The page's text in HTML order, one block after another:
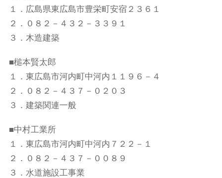
１．広島県東広島市豊栄町安宿２３６１
２．０８２－４３２－３３９１
３．木造建築
■槌本賢太郎
１．東広島市河内町中河内１１９６－４
２．０８２－４３７－０２０３
３．建築関連一般
■中村工業所
１．東広島市河内町中河内７２２－１
２．０８２－４３７－００８９
３．水道施設工事業